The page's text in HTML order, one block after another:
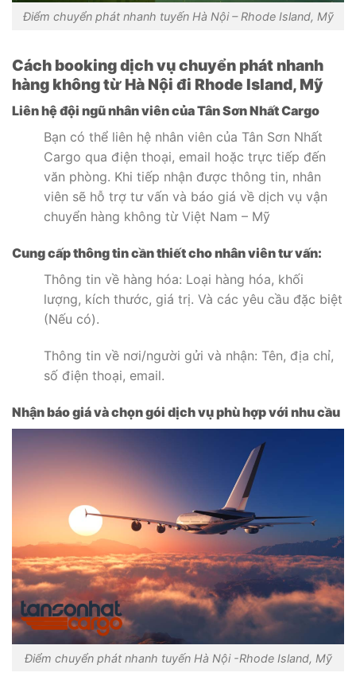
Điểm chuyển phát nhanh tuyến Hà Nội – Rhode Island, Mỹ
Cách booking dịch vụ chuyển phát nhanh
hàng không từ Hà Nội đi Rhode Island, Mỹ
Liên hệ đội ngũ nhân viên của Tân Sơn Nhất Cargo
Bạn có thể liên hệ nhân viên của Tân Sơn Nhất
Cargo qua điện thoại, email hoặc trực tiếp đến
văn phòng. Khi tiếp nhận được thông tin, nhân
viên sẽ hỗ trợ tư vấn và báo giá về dịch vụ vận
chuyển hàng không từ Việt Nam – Mỹ
Cung cấp thông tin cần thiết cho nhân viên tư vấn:
Thông tin về hàng hóa: Loại hàng hóa, khối
lượng, kích thước, giá trị. Và các yêu cầu đặc biệt
(Nếu có).
Thông tin về nơi/người gửi và nhận: Tên, địa chỉ,
số điện thoại, email.
Nhận báo giá và chọn gói dịch vụ phù hợp với nhu cầu
Điểm chuyển phát nhanh tuyến Hà Nội -Rhode Island, Mỹ